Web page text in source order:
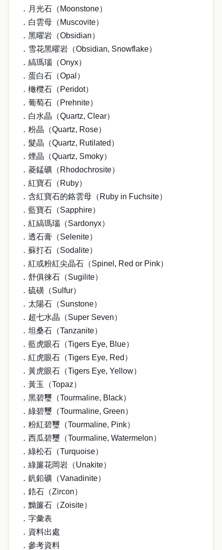
．月光石（Moonstone）
．白雲母（Muscovite）
．黑曜岩（Obsidian）
．雪花黑曜岩（Obsidian, Snowflake）
．縞瑪瑙（Onyx）
．蛋白石（Opal）
．橄欖石（Peridot）
．葡萄石（Prehnite）
．白水晶（Quartz, Clear）
．粉晶（Quartz, Rose）
．髮晶（Quartz, Rutilated）
．煙晶（Quartz, Smoky）
．菱錳礦（Rhodochrosite）
．紅寶石（Ruby）
．含紅寶石的鉻雲母（Ruby in Fuchsite）
．藍寶石（Sapphire）
．紅縞瑪瑙（Sardonyx）
．透石膏（Selenite）
．蘇打石（Sodalite）
．紅或粉紅尖晶石（Spinel, Red or Pink）
．舒俱徠石（Sugilite）
．硫磺（Sulfur）
．太陽石（Sunstone）
．超七水晶（Super Seven）
．坦桑石（Tanzanite）
．藍虎眼石（Tigers Eye, Blue）
．紅虎眼石（Tigers Eye, Red）
．黃虎眼石（Tigers Eye, Yellow）
．黃玉（Topaz）
．黑碧璽（Tourmaline, Black）
．綠碧璽（Tourmaline, Green）
．粉紅碧璽（Tourmaline, Pink）
．西瓜碧璽（Tourmaline, Watermelon）
．綠松石（Turquoise）
．綠簾花岡岩（Unakite）
．釩鉛礦（Vanadinite）
．鋯石（Zircon）
．黝簾石（Zoisite）
．字彙表
．資料出處
．參考資料